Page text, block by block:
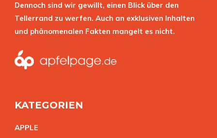
Dennoch sind wir gewillt, einen Blick über den
Tellerrand zu werfen. Auch an exklusiven Inhalten
und phänomenalen Fakten mangelt es nicht.
KATEGORIEN
APPLE